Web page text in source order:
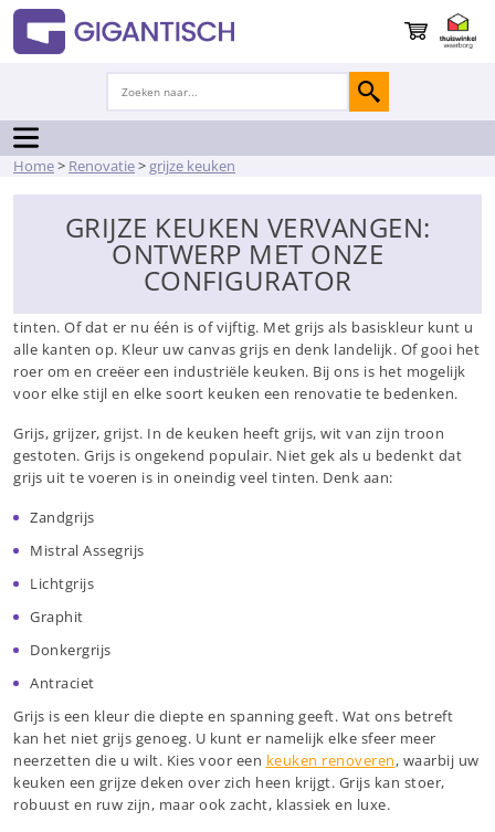
Home> Renovatie>grijze keuken
GRIJZE KEUKEN VERVANGEN:
ONTWERP MET ONZE
CONFIGURATOR
tinten. Of dat er nu één is of vijftig. Met grijs als basiskleur kunt u
alle kanten op. Kleur uw canvas grijs en denk landelijk. Of gooi het
roer om en creëer een industriële keuken. Bij ons is het mogelijk
voor elke stijl en elke soort keuken een renovatie te bedenken.
Grijs, grijzer, grijst. In de keuken heeft grijs, wit van zijn troon
gestoten. Grijs is ongekend populair. Niet gek als u bedenkt dat
grijs uit te voeren is in oneindig veel tinten. Denk aan:
Zandgrijs
Mistral Assegrijs
Lichtgrijs
Graphit
Donkergrijs
Antraciet
Grijs is een kleur die diepte en spanning geeft. Wat ons betreft
kan het niet grijs genoeg. U kunt er namelijk elke sfeer meer
neerzetten die u wilt. Kies voor een keuken renoveren, waarbij uw
keuken een grijze deken over zich heen krijgt. Grijs kan stoer,
robuust en ruw zijn, maar ook zacht, klassiek en luxe.